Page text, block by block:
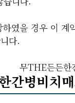
였을 경우 이 계
다.
무THE든든한
간병비치